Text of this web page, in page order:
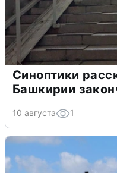
Синоптики
Башкирии
10 августа 1